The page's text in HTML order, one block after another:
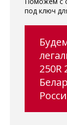
под ключ